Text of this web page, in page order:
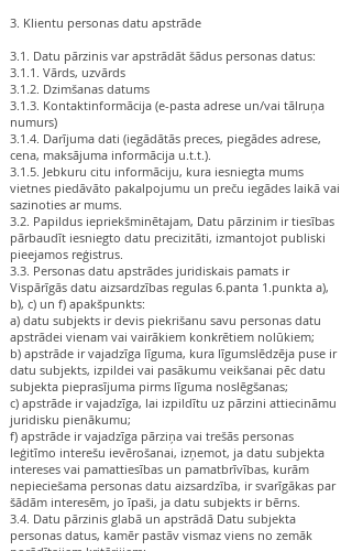
3. Klientu personas datu apstrāde
3.1. Datu pārzinis var apstrādāt šādus personas datus:
3.1.1. Vārds, uzvārds
3.1.2. Dzimšanas datums
3.1.3. Kontaktinformācija (e-pasta adrese un/vai tālruņa
numurs)
3.1.4. Darījuma dati (iegādātās preces, piegādes adrese,
cena, maksājuma informācija u.t.t.).
3.1.5. Jebkuru citu informāciju, kura iesniegta mums
vietnes piedāvāto pakalpojumu un preču iegādes laikā vai
sazinoties ar mums.
3.2. Papildus iepriekšminētajam, Datu pārzinim ir tiesības
pārbaudīt iesniegto datu precizitāti, izmantojot publiski
pieejamos reģistrus.
3.3. Personas datu apstrādes juridiskais pamats ir
Vispārīgās datu aizsardzības regulas 6.panta 1.punkta a),
b), c) un f) apakšpunkts:
a) datu subjekts ir devis piekrišanu savu personas datu
apstrādei vienam vai vairākiem konkrētiem nolūkiem;
b) apstrāde ir vajadzīga līguma, kura līgumslēdzēja puse ir
datu subjekts, izpildei vai pasākumu veikšanai pēc datu
subjekta pieprasījuma pirms līguma noslēgšanas;
c) apstrāde ir vajadzīga, lai izpildītu uz pārzini attiecināmu
juridisku pienākumu;
f) apstrāde ir vajadzīga pārziņa vai trešās personas
leģitīmo interešu ievērošanai, izņemot, ja datu subjekta
intereses vai pamattiesības un pamatbrīvības, kurām
nepieciešama personas datu aizsardzība, ir svarīgākas par
šādām interesēm, jo īpaši, ja datu subjekts ir bērns.
3.4. Datu pārzinis glabā un apstrādā Datu subjekta
personas datus, kamēr pastāv vismaz viens no zemāk